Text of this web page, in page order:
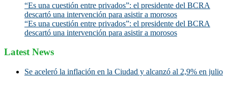
“Es una cuestión entre privados”: el presidente del BCRA
descartó una intervención para asistir a morosos
“Es una cuestión entre privados”: el presidente del BCRA
descartó una intervención para asistir a morosos
Latest News
Se aceleró la inflación en la Ciudad y alcanzó al 2,9% en julio